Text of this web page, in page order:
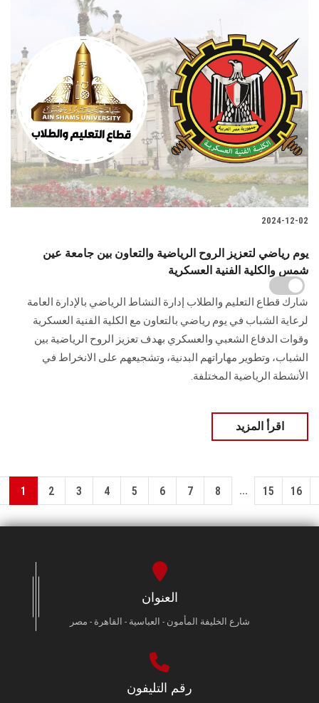
2024-12-02
يوم رياضي لتعزيز الروح الرياضية والتعاون بين جامعة عين
شمس والكلية الفنية العسكرية
شارك قطاع التعليم والطلاب إدارة النشاط الرياضي بالإدارة العامة
لرعاية الشباب في يوم ‏رياضي بالتعاون مع الكلية الفنية العسكرية
وقوات الدفاع الشعبي والعسكري بهدف تعزيز الروح ‏الرياضية بين
الشباب، وتطوير مهاراتهم البدنية، وتشجيعهم على الانخراط في
الأنشطة الرياضية ‏المختلفة. ‏
اقرأ المزيد
1 2 3 4 5 6 7 8 ... 15 16
العنوان
شارع الخليفة المأمون - العباسية - القاهرة - مصر
رقم التليفون